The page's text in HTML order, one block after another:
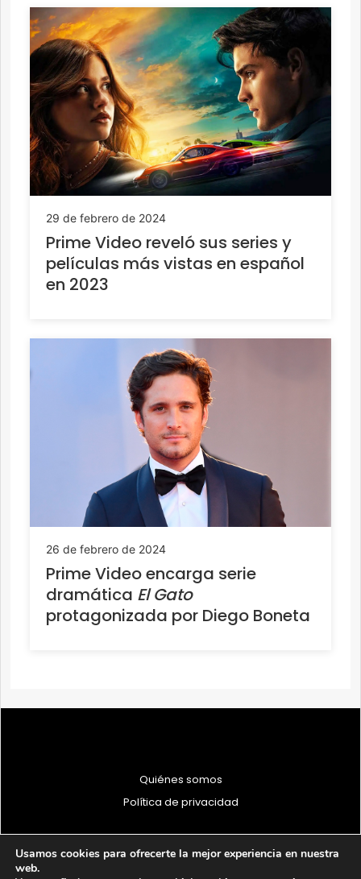
29 de febrero de 2024
Prime Video reveló sus series y
películas más vistas en español
en 2023
26 de febrero de 2024
Prime Video encarga serie
dramática El Gato
protagonizada por Diego Boneta
Quiénes somos
Política de privacidad
Usamos cookies para ofrecerte la mejor experiencia en nuestra
web.